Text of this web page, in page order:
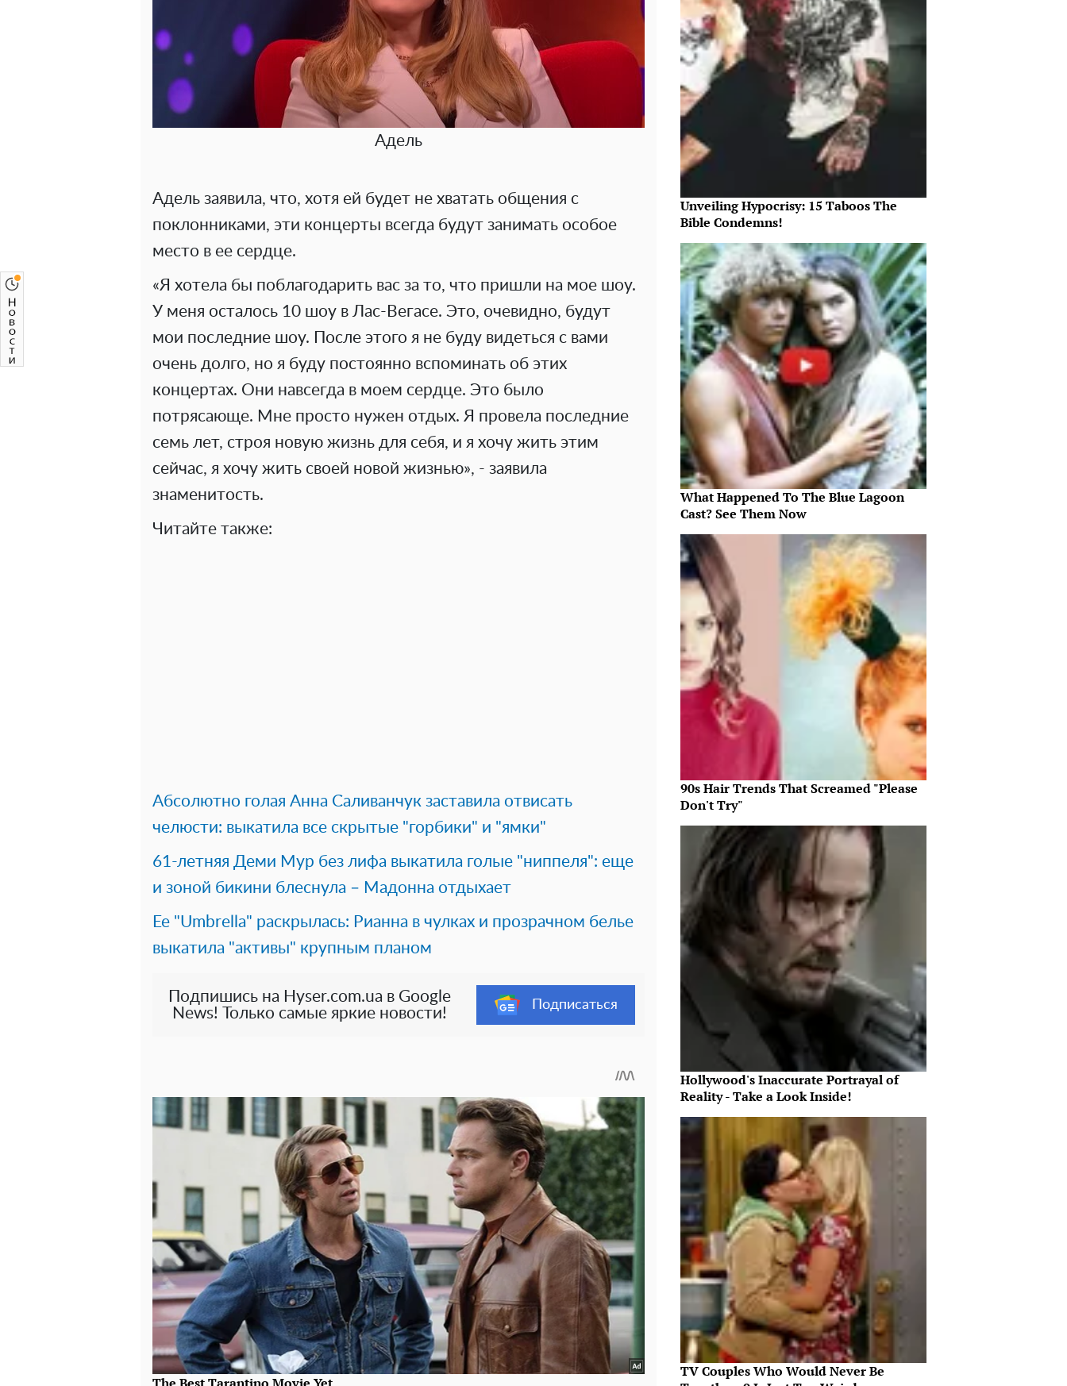
Адель
Адель заявила, что, хотя ей будет не хватать общения с
поклонниками, эти концерты всегда будут занимать особое
место в ее сердце.
«Я хотела бы поблагодарить вас за то, что пришли на мое шоу.
У меня осталось 10 шоу в Лас-Вегасе. Это, очевидно, будут
мои последние шоу. После этого я не буду видеться с вами
очень долго, но я буду постоянно вспоминать об этих
концертах. Они навсегда в моем сердце. Это было
потрясающе. Мне просто нужен отдых. Я провела последние
семь лет, строя новую жизнь для себя, и я хочу жить этим
сейчас, я хочу жить своей новой жизнью», - заявила
знаменитость.
Читайте также:
Абсолютно голая Анна Саливанчук заставила отвисать
челюсти: выкатила все скрытые "горбики" и "ямки"
61-летняя Деми Мур без лифа выкатила голые "ниппеля": еще
и зоной бикини блеснула – Мадонна отдыхает
Ее "Umbrella" раскрылась: Рианна в чулках и прозрачном белье
выкатила "активы" крупным планом
Подпишись на Hyser.com.ua в Google
News! Только самые яркие новости!
Подписаться
Unveiling Hypocrisy: 15 Taboos The
Bible Condemns!
What Happened To The Blue Lagoon
Cast? See Them Now
90s Hair Trends That Screamed "Please
Don't Try"
Hollywood's Inaccurate Portrayal of
Reality - Take a Look Inside!
TV Couples Who Would Never Be